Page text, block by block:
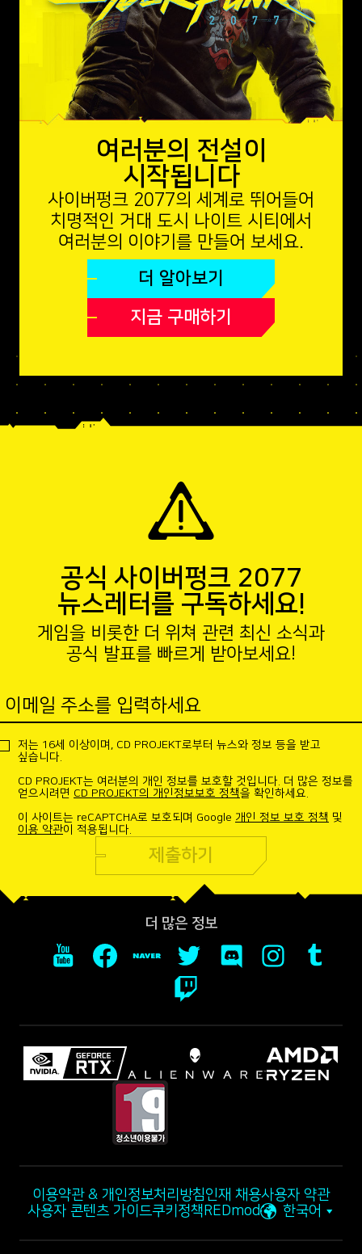
여러분의 전설이
시작됩니다
사이버펑크 2077의 세계로 뛰어들어
치명적인 거대 도시 나이트 시티에서
여러분의 이야기를 만들어 보세요.
더 알아보기
지금 구매하기
공식 사이버펑크 2077
뉴스레터를 구독하세요!
게임을 비롯한 더 위쳐 관련 최신 소식과
공식 발표를 빠르게 받아보세요!
이메일 주소를 입력하세요
저는 16세 이상이며, CD PROJEKT로부터 뉴스와 정보 등을 받고
싶습니다.
CD PROJEKT는 여러분의 개인 정보를 보호할 것입니다. 더 많은 정보를
얻으시려면 CD PROJEKT의 개인정보보호 정책을 확인하세요.
이 사이트는 reCAPTCHA로 보호되며 Google 개인 정보 보호 정책 및
이용 약관이 적용됩니다.
제출하기
더 많은 정보
이용약관 & 개인정보처리방침인재 채용사용자 약관
사용자 콘텐츠 가이드쿠키정책 REDmod 한국어